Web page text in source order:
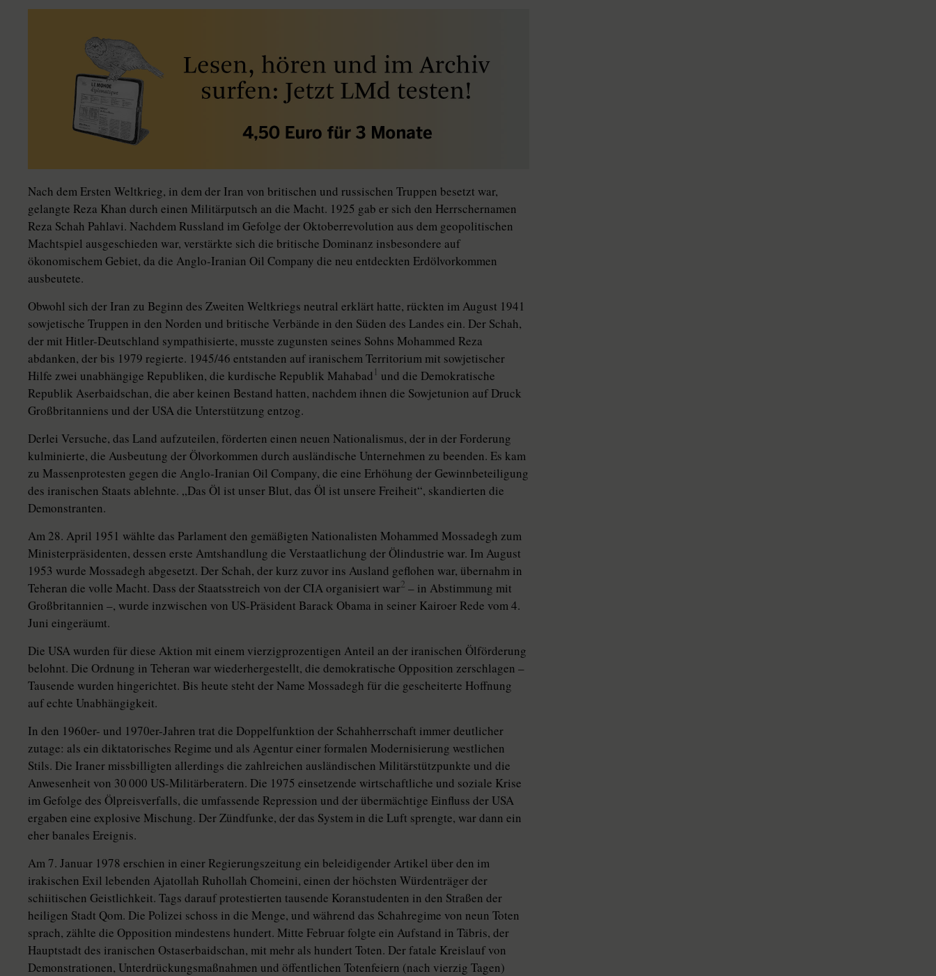
Nach dem Ersten Weltkrieg, in dem der Iran von britischen und russischen Truppen besetzt war,
gelangte Reza Khan durch einen Militärputsch an die Macht. 1925 gab er sich den Herrschernamen
Reza Schah Pahlavi. Nachdem Russland im Gefolge der Oktoberrevolution aus dem geopolitischen
Machtspiel ausgeschieden war, verstärkte sich die britische Dominanz insbesondere auf
ökonomischem Gebiet, da die Anglo-Iranian Oil Company die neu entdeckten Erdölvorkommen
ausbeutete.
Obwohl sich der Iran zu Beginn des Zweiten Weltkriegs neutral erklärt hatte, rückten im August 1941
sowjetische Truppen in den Norden und britische Verbände in den Süden des Landes ein. Der Schah,
der mit Hitler-Deutschland sympathisierte, musste zugunsten seines Sohns Mohammed Reza
abdanken, der bis 1979 regierte. 1945/46 entstanden auf iranischem Territorium mit sowjetischer
Hilfe zwei unabhängige Republiken, die kurdische Republik Mahabad 1 und die Demokratische
Republik Aserbaidschan, die aber keinen Bestand hatten, nachdem ihnen die Sowjetunion auf Druck
Großbritanniens und der USA die Unterstützung entzog.
Derlei Versuche, das Land aufzuteilen, förderten einen neuen Nationalismus, der in der Forderung
kulminierte, die Ausbeutung der Ölvorkommen durch ausländische Unternehmen zu beenden. Es kam
zu Massenprotesten gegen die Anglo-Iranian Oil Company, die eine Erhöhung der Gewinnbeteiligung
des iranischen Staats ablehnte. „Das Öl ist unser Blut, das Öl ist unsere Freiheit“, skandierten die
Demonstranten.
Am 28. April 1951 wählte das Parlament den gemäßigten Nationalisten Mohammed Mossadegh zum
Ministerpräsidenten, dessen erste Amtshandlung die Verstaatlichung der Ölindustrie war. Im August
1953 wurde Mossadegh abgesetzt. Der Schah, der kurz zuvor ins Ausland geflohen war, übernahm in
Teheran die volle Macht. Dass der Staatsstreich von der CIA organisiert war2 – in Abstimmung mit
Großbritannien –, wurde inzwischen von US-Präsident Barack Obama in seiner Kairoer Rede vom 4.
Juni eingeräumt.
Die USA wurden für diese Aktion mit einem vierzigprozentigen Anteil an der iranischen Ölförderung
belohnt. Die Ordnung in Teheran war wiederhergestellt, die demokratische Opposition zerschlagen –
Tausende wurden hingerichtet. Bis heute steht der Name Mossadegh für die gescheiterte Hoffnung
auf echte Unabhängigkeit.
In den 1960er- und 1970er-Jahren trat die Doppelfunktion der Schahherrschaft immer deutlicher
zutage: als ein diktatorisches Regime und als Agentur einer formalen Modernisierung westlichen
Stils. Die Iraner missbilligten allerdings die zahlreichen ausländischen Militärstützpunkte und die
Anwesenheit von 30 000 US-Militärberatern. Die 1975 einsetzende wirtschaftliche und soziale Krise
im Gefolge des Ölpreisverfalls, die umfassende Repression und der übermächtige Einfluss der USA
ergaben eine explosive Mischung. Der Zündfunke, der das System in die Luft sprengte, war dann ein
eher banales Ereignis.
Am 7. Januar 1978 erschien in einer Regierungszeitung ein beleidigender Artikel über den im
irakischen Exil lebenden Ajatollah Ruhollah Chomeini, einen der höchsten Würdenträger der
schiitischen Geistlichkeit. Tags darauf protestierten tausende Koranstudenten in den Straßen der
heiligen Stadt Qom. Die Polizei schoss in die Menge, und während das Schahregime von neun Toten
sprach, zählte die Opposition mindestens hundert. Mitte Februar folgte ein Aufstand in Täbris, der
Hauptstadt des iranischen Ostaserbaidschan, mit mehr als hundert Toten. Der fatale Kreislauf von
Demonstrationen, Unterdrückungsmaßnahmen und öffentlichen Totenfeiern (nach vierzig Tagen)